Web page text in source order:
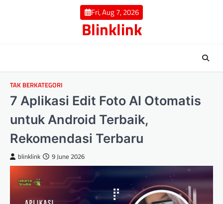
Fri, Aug 7, 2026
Blinklink
TAK BERKATEGORI
7 Aplikasi Edit Foto AI Otomatis
untuk Android Terbaik,
Rekomendasi Terbaru
blinklink 9 June 2026